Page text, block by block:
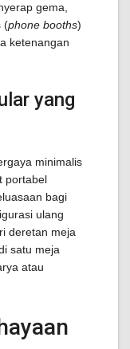
gema,
(phone booths)
ketenangan
yang
minimalis
portabel
bagi
ulang
deretan meja
satu meja
atau